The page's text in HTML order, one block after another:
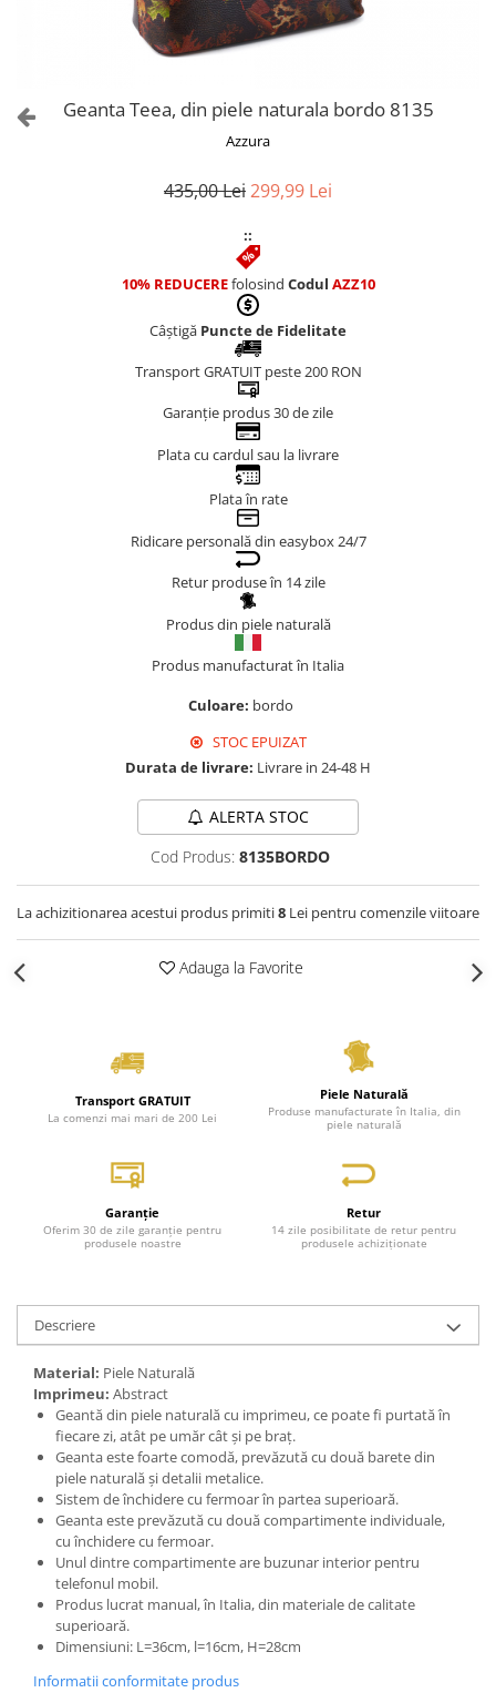
Genți AlbeGeanta Teea, din piele naturala bordo 8135
Azzura
435,00 Lei299,99 Lei
::
10% REDUCEREfolosind Codul AZZ10
Câștigă Puncte de Fidelitate
Transport GRATUIT peste 200 RON
Garanție produs 30 de zile
Plata cu cardul sau la livrare
Plata în rate
Ridicare personală din easybox 24/7
Retur produse în 14 zile
Produs din piele naturală
Produs manufacturat în Italia
Culoare: bordo
STOC EPUIZAT
Durata de livrare: Livrare in 24-48 H
ALERTA STOC
Cod Produs: 8135BORDO
La achizitionarea acestui produs primiti8 Lei pentru comenzile viitoare
Adauga la Favorite
Transport GRATUIT
La comenzi mai mari de 200 Lei
Piele Naturală
Produse manufacturate în Italia, din
piele naturală
Garanție
Oferim 30 de zile garanție pentru
produsele noastre
Retur
14 zile posibilitate de retur pentru
produsele achiziționate
Descriere
Material: Piele Naturală
Imprimeu: Abstract
Geantă din piele naturală cu imprimeu, ce poate fi purtată în
fiecare zi, atât pe umăr cât și pe braț.
Geanta este foarte comodă, prevăzută cu două barete din
piele naturală și detalii metalice.
Sistem de închidere cu fermoar în partea superioară.
Geanta este prevăzută cu două compartimente individuale,
cu închidere cu fermoar.
Unul dintre compartimente are buzunar interior pentru
telefonul mobil.
Produs lucrat manual, în Italia, din materiale de calitate
superioară.
Dimensiuni: L=36cm, l=16cm, H=28cm
Informatii conformitate produs